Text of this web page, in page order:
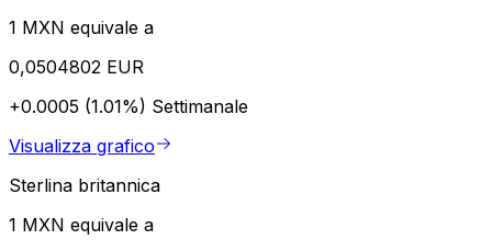
1 MXN equivale a
0,0504802 EUR
+0.0005 (1.01%) Settimanale
Visualizza grafico
Sterlina britannica
1 MXN equivale a